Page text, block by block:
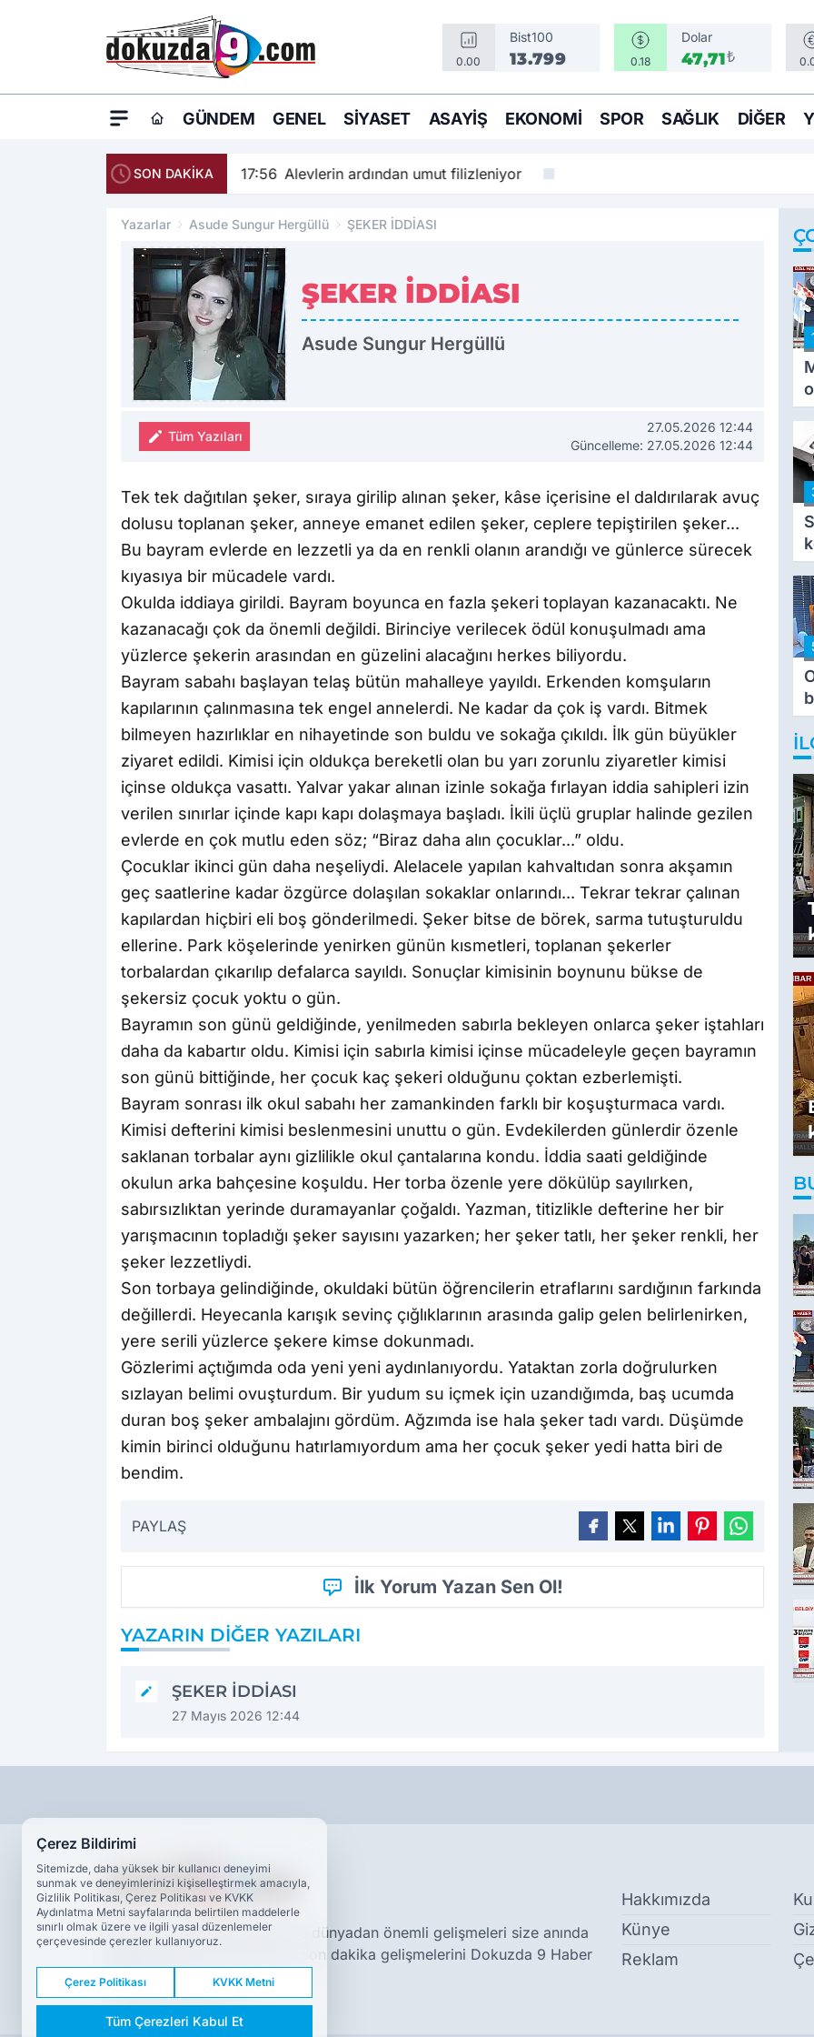
0.00
Bist100
13.799 0.18
Dolar
47,71₺
GÜNDEM GENEL SIYASET ASAYIŞ EKONOMI SPOR SAĞLIK DIĞER
SON DAKİKA 17:56 Alevlerin ardından umut filizleniyor
Yazarlar Asude Sungur Hergüllü ŞEKER İDDİASI
ŞEKER İDDİASI
Asude Sungur Hergüllü
Tüm Yazıları
27.05.2026 12:44
Güncelleme: 27.05.2026 12:44
Tek tek dağıtılan şeker, sıraya girilip alınan şeker, kâse içerisine el daldırılarak avuç
dolusu toplanan şeker, anneye emanet edilen şeker, ceplere tepiştirilen şeker...
Bu bayram evlerde en lezzetli ya da en renkli olanın arandığı ve günlerce sürecek
kıyasıya bir mücadele vardı.
Okulda iddiaya girildi. Bayram boyunca en fazla şekeri toplayan kazanacaktı. Ne
kazanacağı çok da önemli değildi. Birinciye verilecek ödül konuşulmadı ama
yüzlerce şekerin arasından en güzelini alacağını herkes biliyordu.
Bayram sabahı başlayan telaş bütün mahalleye yayıldı. Erkenden komşuların
kapılarının çalınmasına tek engel annelerdi. Ne kadar da çok iş vardı. Bitmek
bilmeyen hazırlıklar en nihayetinde son buldu ve sokağa çıkıldı. İlk gün büyükler
ziyaret edildi. Kimisi için oldukça bereketli olan bu yarı zorunlu ziyaretler kimisi
içinse oldukça vasattı. Yalvar yakar alınan izinle sokağa fırlayan iddia sahipleri izin
verilen sınırlar içinde kapı kapı dolaşmaya başladı. İkili üçlü gruplar halinde gezilen
evlerde en çok mutlu eden söz; “Biraz daha alın çocuklar...” oldu.
Çocuklar ikinci gün daha neşeliydi. Alelacele yapılan kahvaltıdan sonra akşamın
geç saatlerine kadar özgürce dolaşılan sokaklar onlarındı... Tekrar tekrar çalınan
kapılardan hiçbiri eli boş gönderilmedi. Şeker bitse de börek, sarma tutuşturuldu
ellerine. Park köşelerinde yenirken günün kısmetleri, toplanan şekerler
torbalardan çıkarılıp defalarca sayıldı. Sonuçlar kimisinin boynunu bükse de
şekersiz çocuk yoktu o gün.
Bayramın son günü geldiğinde, yenilmeden sabırla bekleyen onlarca şeker iştahları
daha da kabartır oldu. Kimisi için sabırla kimisi içinse mücadeleyle geçen bayramın
son günü bittiğinde, her çocuk kaç şekeri olduğunu çoktan ezberlemişti.
Bayram sonrası ilk okul sabahı her zamankinden farklı bir koşuşturmaca vardı.
Kimisi defterini kimisi beslenmesini unuttu o gün. Evdekilerden günlerdir özenle
saklanan torbalar aynı gizlilikle okul çantalarına kondu. İddia saati geldiğinde
okulun arka bahçesine koşuldu. Her torba özenle yere dökülüp sayılırken,
sabırsızlıktan yerinde duramayanlar çoğaldı. Yazman, titizlikle defterine her bir
yarışmacının topladığı şeker sayısını yazarken; her şeker tatlı, her şeker renkli, her
şeker lezzetliydi.
Son torbaya gelindiğinde, okuldaki bütün öğrencilerin etraflarını sardığının farkında
değillerdi. Heyecanla karışık sevinç çığlıklarının arasında galip gelen belirlenirken,
yere serili yüzlerce şekere kimse dokunmadı.
Gözlerimi açtığımda oda yeni yeni aydınlanıyordu. Yataktan zorla doğrulurken
sızlayan belimi ovuşturdum. Bir yudum su içmek için uzandığımda, baş ucumda
duran boş şeker ambalajını gördüm. Ağzımda ise hala şeker tadı vardı. Düşümde
kimin birinci olduğunu hatırlamıyordum ama her çocuk şeker yedi hatta biri de
bendim.
PAYLAŞ
İlk Yorum Yazan Sen Ol!
YAZARIN DIĞER YAZILARI
ŞEKER İDDİASI
27 Mayıs 2026 12:44
Dokuzda 9 Haber, Türkiye ve dünyadan önemli gelişmeleri size anında
ulaştırır. Güncel haberleri ve son dakika gelişmelerini Dokuzda 9 Haber
ile takip edin.
www.dokuzda9.com
Hakkımızda
Künye
Reklam
Çerez Bildirimi
Sitemizde, daha yüksek bir kullanıcı deneyimi
sunmak ve deneyimlerinizi kişiselleştirmek amacıyla,
Gizlilik Politikası, Çerez Politikası ve KVKK
Aydınlatma Metni sayfalarında belirtilen maddelerle
sınırlı olmak üzere ve ilgili yasal düzenlemeler
çerçevesinde çerezler kullanıyoruz.
Çerez Politikası KVKK Metni
Tüm Çerezleri Kabul Et